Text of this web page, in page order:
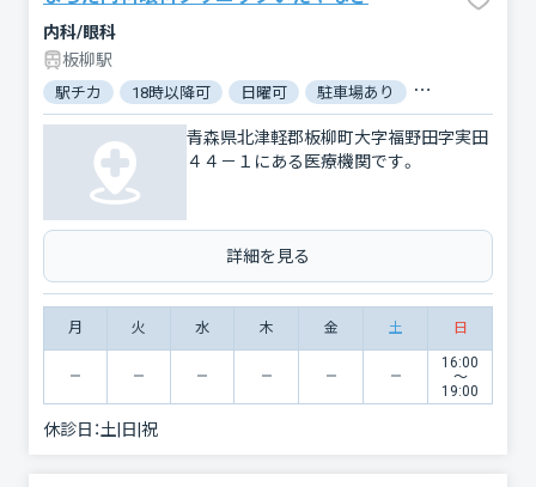
内科/眼科
板柳駅
駅チカ 18時以降可 日曜可 駐車場あり バリアフリー
青森県北津軽郡板柳町大字福野田字実田
４４－１にある医療機関です。
詳細を見る
月 火 水 木 金 土 日
16:00
〜
19:00
休診日：土|日|祝